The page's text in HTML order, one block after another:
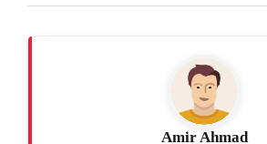
Amir Ahmad